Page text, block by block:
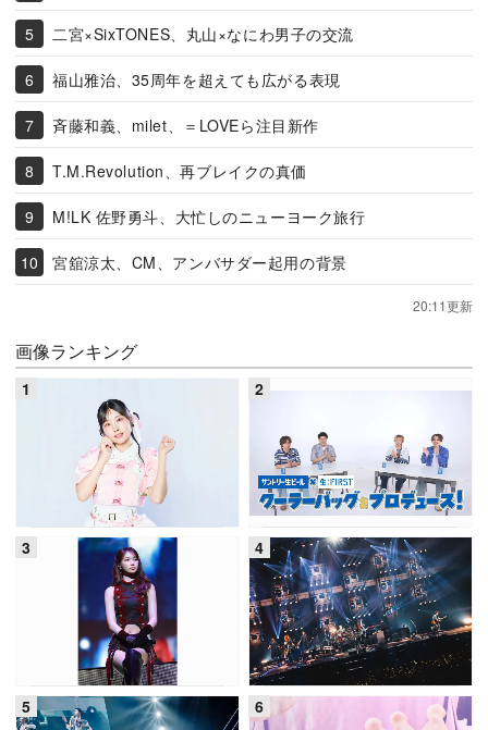
二宮×SixTONES、丸山×なにわ男子の交流
福山雅治、35周年を超えても広がる表現
斉藤和義、milet、＝LOVEら注目新作
T.M.Revolution、再ブレイクの真価
M!LK 佐野勇斗、大忙しのニューヨーク旅行
宮舘涼太、CM、アンバサダー起用の背景
20:11更新
画像ランキング